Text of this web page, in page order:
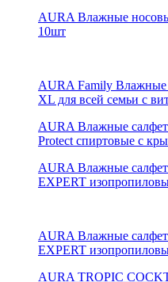
AURA Влажные
10шт
AURA Family Влажные
XL для всей семьи с
AURA Влажные
Protect спиртовые с
AURA Влажные
EXPERT
AURA Влажные
EXPERT
AURA TROPIC